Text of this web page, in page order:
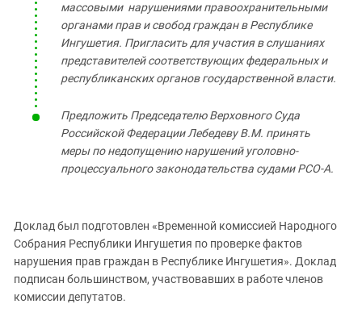
массовыми нарушениями правоохранительными
органами прав и свобод граждан в Республике
Ингушетия. Пригласить для участия в слушаниях
представителей соответствующих федеральных и
республиканских органов государственной власти.
Предложить Председателю Верховного Суда
Российской Федерации Лебедеву В.М. принять
меры по недопущению нарушений уголовно-
процессуального законодательства судами РСО-А.
Доклад был подготовлен «Временной комиссией Народного
Собрания Республики Ингушетия по проверке фактов
нарушения прав граждан в Республике Ингушетия». Доклад
подписан большинством, участвовавших в работе членов
комиссии депутатов.